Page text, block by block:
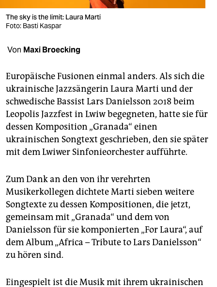
verlag
verlag
veranstaltungen
fragen & hilfe
unterstützen
abo
genossenschaft
The sky is the limit: Laura Marti
Foto: Basti Kaspar
Von Maxi Broecking
Europäische Fusionen einmal anders. Als sich die
ukrainische Jazzsängerin Laura Marti und der
schwedische Bassist Lars Danielsson 2018 beim
Leopolis Jazzfest in Lwiw begegneten, hatte sie für
dessen Komposition „Granada“ einen
ukrainischen Songtext geschrieben, den sie später
mit dem Lwiwer Sinfonieorchester aufführte.
Zum Dank an den von ihr verehrten
Musikerkollegen dichtete Marti sieben weitere
Songtexte zu dessen Kompositionen, die jetzt,
gemeinsam mit „Granada“ und dem von
Danielsson für sie komponierten „For Laura“, auf
dem Album „Africa – Tribute to Lars Danielsson“
zu hören sind.
Eingespielt ist die Musik mit ihrem ukrainischen